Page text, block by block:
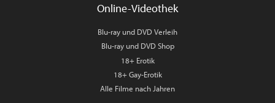
Online-Videothek
Blu-ray und DVD Verleih
Blu-ray und DVD Shop
18+ Erotik
18+ Gay-Erotik
Alle Filme nach Jahren